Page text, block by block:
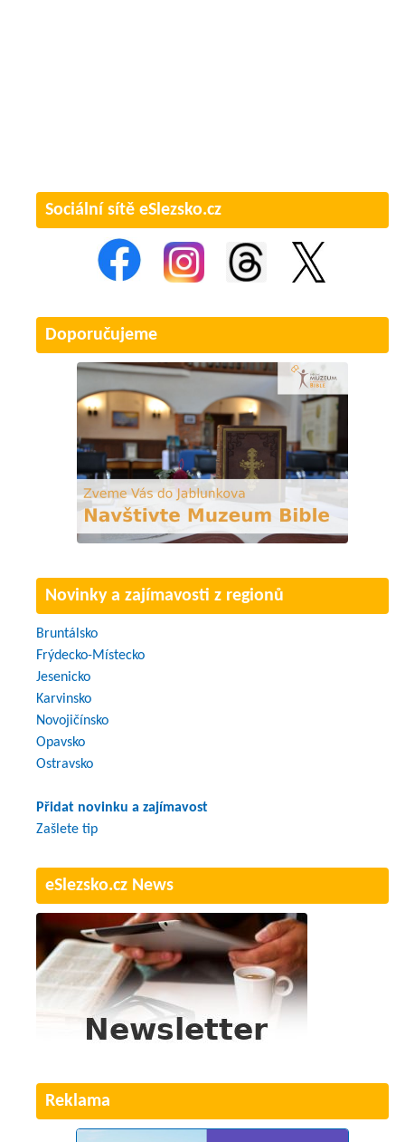
Sociální sítě eSlezsko.cz
Doporučujeme
Novinky a zajímavosti z regionů
Bruntálsko
Frýdecko-Místecko
Jesenicko
Karvinsko
Novojičínsko
Opavsko
Ostravsko
Přidat novinku a zajímavost
Zašlete tip
eSlezsko.cz News
Reklama